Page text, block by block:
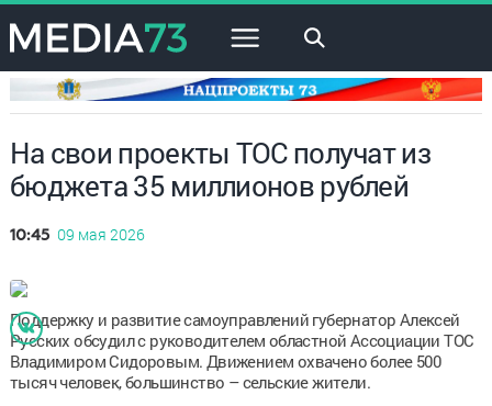
×
На свои проекты ТОС получат из
бюджета 35 миллионов рублей
10:45 09 мая 2026
Поддержку и развитие самоуправлений губернатор Алексей
Русских обсудил с руководителем областной Ассоциации ТОС
Владимиром Сидоровым. Движением охвачено более 500
тысяч человек, большинство – сельские жители.